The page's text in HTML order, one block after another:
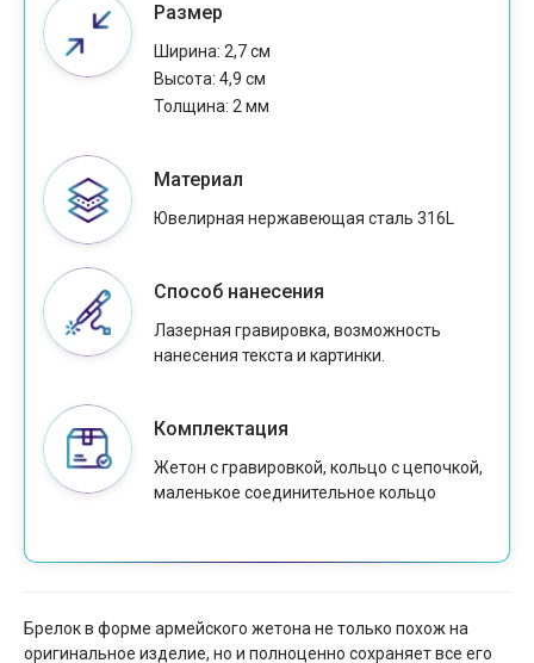
Размер
Ширина: 2,7 см
Высота: 4,9 см
Толщина: 2 мм
Материал
Ювелирная нержавеющая сталь 316L
Способ нанесения
Лазерная гравировка, возможность
нанесения текста и картинки.
Комплектация
Жетон с гравировкой, кольцо с цепочкой,
маленькое соединительное кольцо
Брелок в форме армейского жетона не только похож на
оригинальное изделие, но и полноценно сохраняет все его